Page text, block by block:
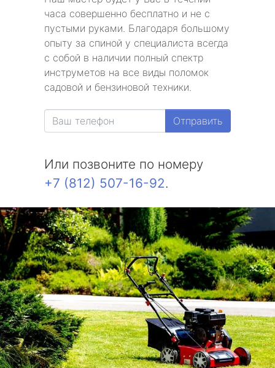
часа совершенно бесплатно и не с
пустыми руками. Благодаря большому
опыту за спиной у специалиста всегда
с собой в наличии полный спектр
инструметов на все виды поломок
садовой и бензиновой техники.
Отправить
Или позвоните по номеру
+7 (812) 507-16-92.